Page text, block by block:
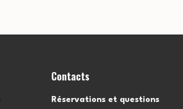
Contacts
Réservations et questions